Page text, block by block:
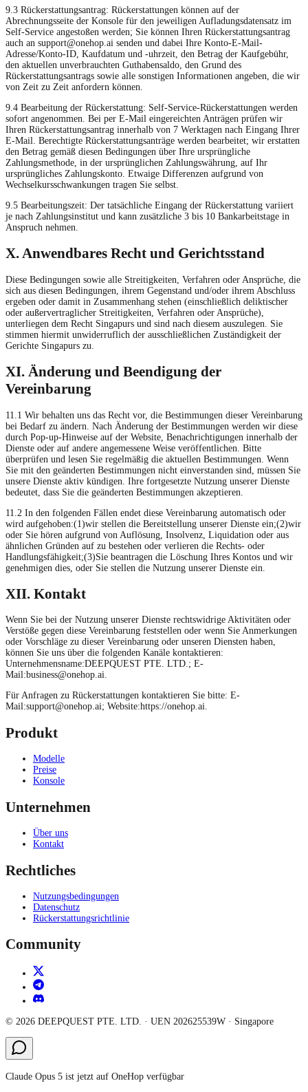
9.3 Rückerstattungsantrag: Rückerstattungen können auf der
Abrechnungsseite der Konsole für den jeweiligen Aufladungsdatensatz im
Self-Service angestoßen werden; Sie können Ihren Rückerstattungsantrag
auch an support@onehop.ai senden und dabei Ihre Konto-E-Mail-
Adresse/Konto-ID, Kaufdatum und -uhrzeit, den Betrag der Kaufgebühr,
den aktuellen unverbrauchten Guthabensaldo, den Grund des
Rückerstattungsantrags sowie alle sonstigen Informationen angeben, die wir
von Zeit zu Zeit anfordern können.
9.4 Bearbeitung der Rückerstattung: Self-Service-Rückerstattungen werden
sofort angenommen. Bei per E-Mail eingereichten Anträgen prüfen wir
Ihren Rückerstattungsantrag innerhalb von 7 Werktagen nach Eingang Ihrer
E-Mail. Berechtigte Rückerstattungsanträge werden bearbeitet; wir erstatten
den Betrag gemäß diesen Bedingungen über Ihre ursprüngliche
Zahlungsmethode, in der ursprünglichen Zahlungswährung, auf Ihr
ursprüngliches Zahlungskonto. Etwaige Differenzen aufgrund von
Wechselkursschwankungen tragen Sie selbst.
9.5 Bearbeitungszeit: Der tatsächliche Eingang der Rückerstattung variiert
je nach Zahlungsinstitut und kann zusätzliche 3 bis 10 Bankarbeitstage in
Anspruch nehmen.
X. Anwendbares Recht und Gerichtsstand
Diese Bedingungen sowie alle Streitigkeiten, Verfahren oder Ansprüche, die
sich aus diesen Bedingungen, ihrem Gegenstand und/oder ihrem Abschluss
ergeben oder damit in Zusammenhang stehen (einschließlich deliktischer
oder außervertraglicher Streitigkeiten, Verfahren oder Ansprüche),
unterliegen dem Recht Singapurs und sind nach diesem auszulegen. Sie
stimmen hiermit unwiderruflich der ausschließlichen Zuständigkeit der
Gerichte Singapurs zu.
XI. Änderung und Beendigung der
Vereinbarung
11.1 Wir behalten uns das Recht vor, die Bestimmungen dieser Vereinbarung
bei Bedarf zu ändern. Nach Änderung der Bestimmungen werden wir diese
durch Pop-up-Hinweise auf der Website, Benachrichtigungen innerhalb der
Dienste oder auf andere angemessene Weise veröffentlichen. Bitte
überprüfen und lesen Sie regelmäßig die aktuellen Bestimmungen. Wenn
Sie mit den geänderten Bestimmungen nicht einverstanden sind, müssen Sie
unsere Dienste aktiv kündigen. Ihre fortgesetzte Nutzung unserer Dienste
bedeutet, dass Sie die geänderten Bestimmungen akzeptieren.
11.2 In den folgenden Fällen endet diese Vereinbarung automatisch oder
wird aufgehoben:(1)wir stellen die Bereitstellung unserer Dienste ein;(2)wir
oder Sie hören aufgrund von Auflösung, Insolvenz, Liquidation oder aus
ähnlichen Gründen auf zu bestehen oder verlieren die Rechts- oder
Handlungsfähigkeit;(3)Sie beantragen die Löschung Ihres Kontos und wir
genehmigen dies, oder Sie stellen die Nutzung unserer Dienste ein.
XII. Kontakt
Wenn Sie bei der Nutzung unserer Dienste rechtswidrige Aktivitäten oder
Verstöße gegen diese Vereinbarung feststellen oder wenn Sie Anmerkungen
oder Vorschläge zu dieser Vereinbarung oder unseren Diensten haben,
können Sie uns über die folgenden Kanäle kontaktieren:
Unternehmensname:DEEPQUEST PTE. LTD.; E-
Mail:business@onehop.ai.
Für Anfragen zu Rückerstattungen kontaktieren Sie bitte: E-
Mail:support@onehop.ai; Website:https://onehop.ai.
Produkt
Modelle
Preise
Konsole
Unternehmen
Über uns
Kontakt
Rechtliches
Nutzungsbedingungen
Datenschutz
Rückerstattungsrichtlinie
Community
© 2026 DEEPQUEST PTE. LTD. · UEN 202625539W · Singapore
Claude Opus 5 ist jetzt auf OneHop verfügbar